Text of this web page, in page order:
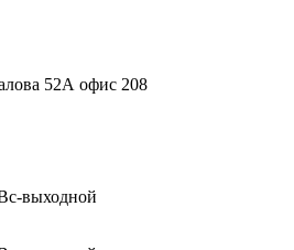
52А офис 208
выходной